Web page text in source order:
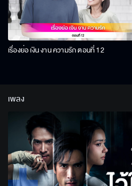
เรื่องย่อ เงิน งาน ความรัก ตอนที่ 12
เพลง